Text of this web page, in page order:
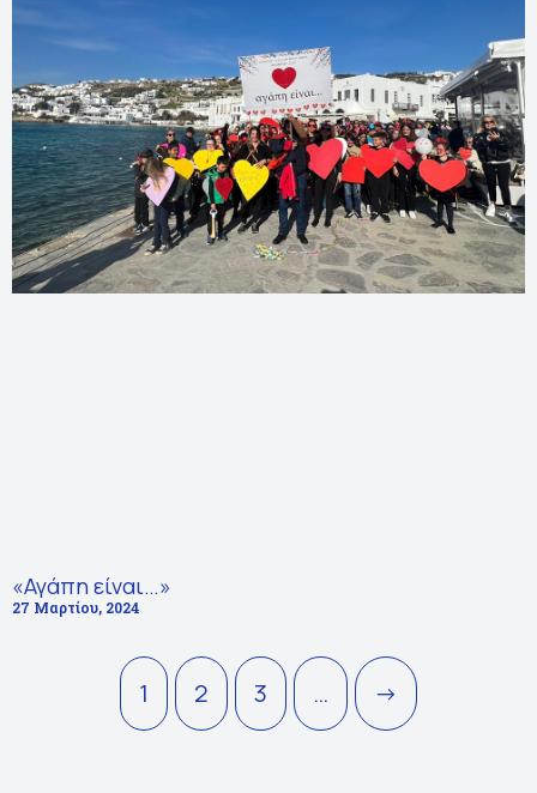
«Αγάπη είναι…»
27 Μαρτίου, 2024
1 2 3 … ->